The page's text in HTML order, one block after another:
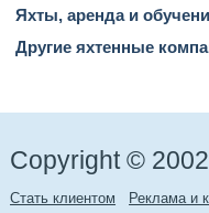
Яхты, аренда и
Другие яхтенные
Copyright ©
Стать клиентом Реклама и